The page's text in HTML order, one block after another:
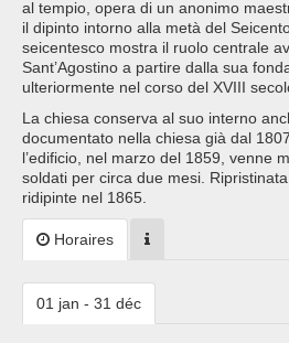
al tempio, opera di un anonimo
il dipinto intorno alla metà del
seicentesco mostra il ruolo centrale
Sant’Agostino a partire dalla sua
ulteriormente nel corso del XVIII
La chiesa conserva al suo interno
documentato nella chiesa già dal
l’edificio, nel marzo del 1859, venne
soldati per circa due mesi.
ridipinte nel 1865.
Horaires
01 jan - 31 déc